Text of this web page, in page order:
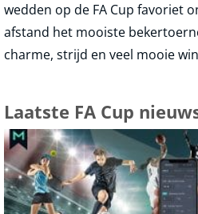
wedden op de FA Cup favoriet
afstand het mooiste
charme, strijd en veel mooie
Laatste FA Cup